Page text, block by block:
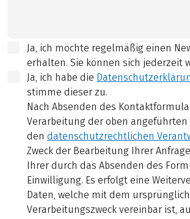
Ja, ich möchte regelmäßig einen
erhalten. Sie können sich jederzeit
Ja, ich habe die
stimme dieser zu.
Nach Absenden des
Verarbeitung der oben angeführten
den datenschutzrechtlichen
Zweck der Bearbeitung Ihrer
Ihrer durch das Absenden des
Einwilligung. Es erfolgt eine
Daten, welche mit dem
Verarbeitungszweck vereinbar ist,